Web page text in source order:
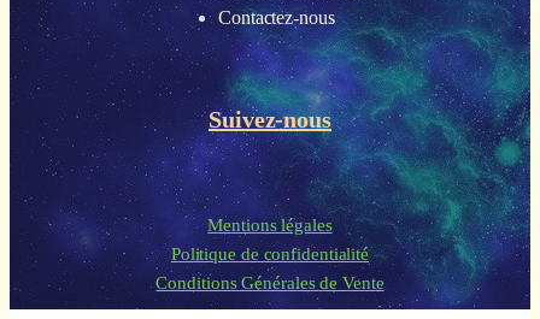
Contactez-nous
Suivez-nous
Mentions légales
Politique de confidentialité
Conditions Générales de Vente